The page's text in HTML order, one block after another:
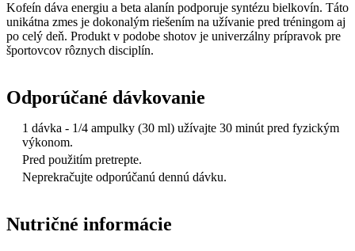
Kofeín dáva energiu a beta alanín podporuje syntézu bielkovín. Táto
unikátna zmes je dokonalým riešením na užívanie pred tréningom aj
po celý deň. Produkt v podobe shotov je univerzálny prípravok pre
športovcov rôznych disciplín.
Odporúčané dávkovanie
1 dávka - 1/4 ampulky (30 ml) užívajte 30 minút pred fyzickým
výkonom.
Pred použitím pretrepte.
Neprekračujte odporúčanú dennú dávku.
Nutričné informácie